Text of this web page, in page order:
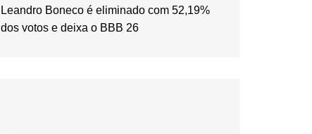
Leandro Boneco é eliminado com 52,19%
dos votos e deixa o BBB 26